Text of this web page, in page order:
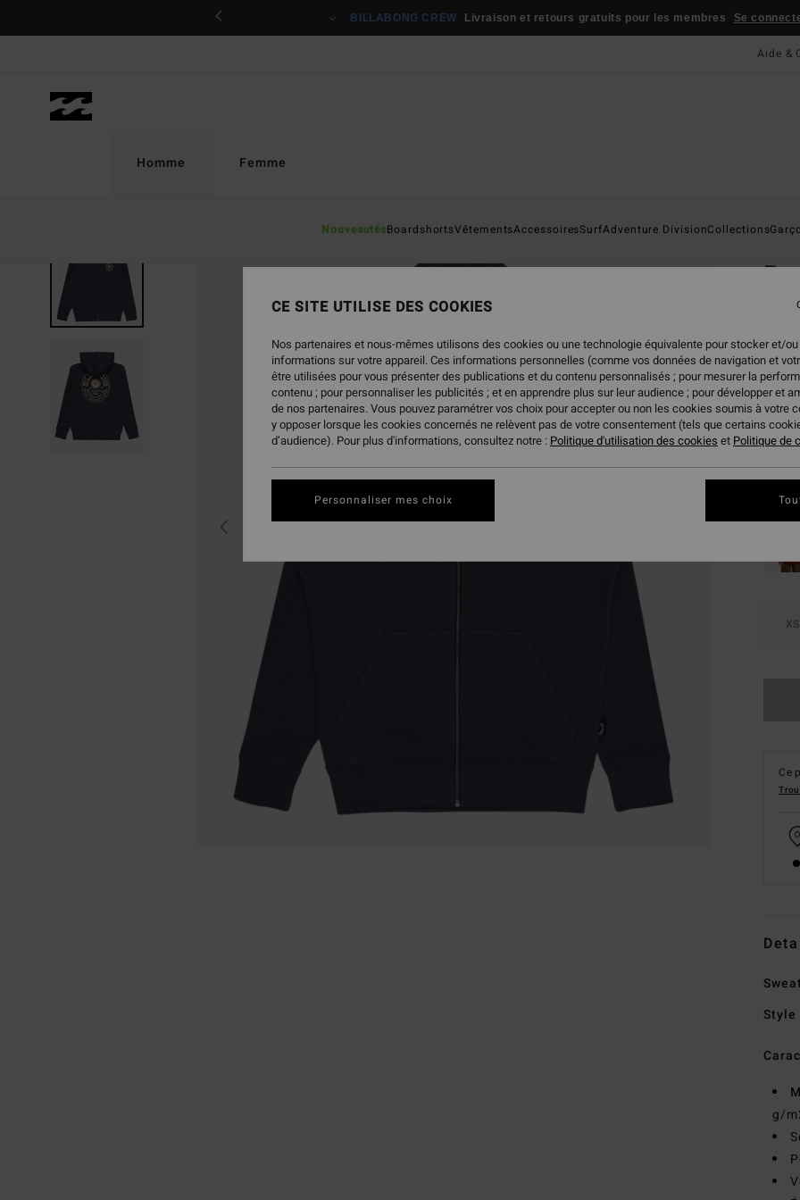
BILLABONG CREW Livraison et retours gratuits pour les membres Se
Aide &
Homme
NouveautésBoardshortsVêtementsAccessoiresSurfAdventure DivisionCollections
Femme
ECO-
55,95
BONS
XS
Ce
Style
g/
CE SITE UTILISE DES COOKIES
Nos partenaires et nous-mêmes utilisons des cookies ou une technologie équivalente pour stocker et/
informations sur votre appareil. Ces informations personnelles (comme vos données de navigation et
être utilisées pour vous présenter des publications et du contenu personnalisés ; pour mesurer la
contenu ; pour personnaliser les publicités ; et en apprendre plus sur leur audience ; pour développer et
de nos partenaires. Vous pouvez paramétrer vos choix pour accepter ou non les cookies soumis à votre
y opposer lorsque les cookies concernés ne relèvent pas de votre consentement (tels que certains
d’audience). Pour plus d'informations, consultez notre : Politique d'utilisation des cookies et Politique de
Personnaliser mes choix